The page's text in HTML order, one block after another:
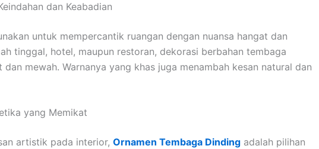
dan Keabadian
untuk mempercantik ruangan dengan nuansa hangat dan
tinggal, hotel, maupun restoran, dekorasi berbahan tembaga
mewah. Warnanya yang khas juga menambah kesan natural dan
yang Memikat
artistik pada interior, Ornamen Tembaga Dinding adalah pilihan